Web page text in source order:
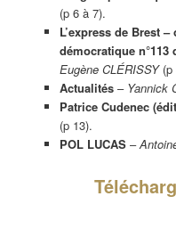
(p 6 à 7).
L’express de Brest
démocratique n°113
Eugène CLÉRISSY(p
Actualités– Yannick
Patrice Cudenec
(p 13).
POL LUCAS–